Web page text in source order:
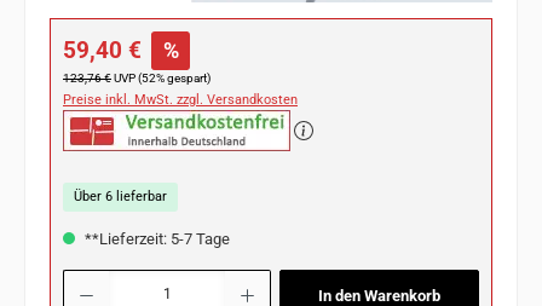
Verkaufspreis:
59,40 € %
Regulärer Preis:
123,76 €UVP (52% gespart)
Preise inkl. MwSt. zzgl. Versandkosten
Über 6 lieferbar
**Lieferzeit: 5-7 Tage
Produkt Anzahl: Gib den gewünschten Wert ein oder benutze die Schaltflächen
In den Warenkorb